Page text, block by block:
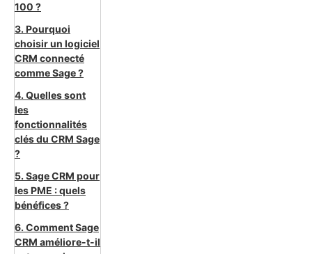
100 ?
3. Pourquoi
choisir un logiciel
CRM connecté
comme Sage ?
4. Quelles sont
les
fonctionnalités
clés du CRM Sage
?
5. Sage CRM pour
les PME : quels
bénéfices ?
6. Comment Sage
CRM améliore-t-il